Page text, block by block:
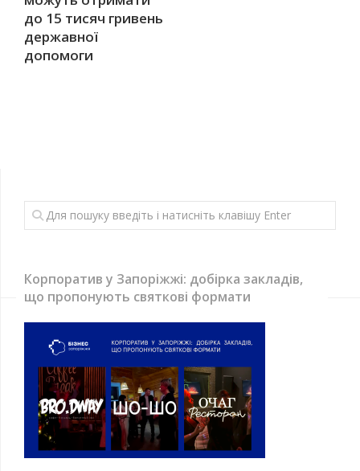
до 15 тисяч гривень
державної
допомоги
Корпоратив у Запоріжжі: добірка закладів,
що пропонують святкові формати